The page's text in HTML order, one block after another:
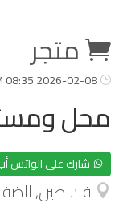
متجر
محل
شارك على الواتس
فلسطين,